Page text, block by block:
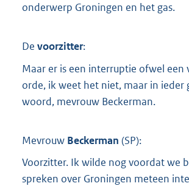
onderwerp Groningen en het gas.
De voorzitter:
Maar er is een interruptie ofwel een
orde, ik weet het niet, maar in ieder
woord, mevrouw Beckerman.
Mevrouw Beckerman (SP):
Voorzitter. Ik wilde nog voordat we
spreken over Groningen meteen